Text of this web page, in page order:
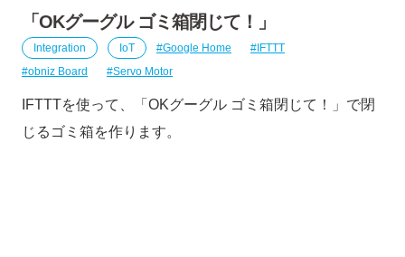
「OKグーグル ゴミ箱閉じて！」
Integration IoT Google Home
IFTTT
obniz Board
Servo Motor
IFTTTを使って、「OKグーグル ゴミ箱閉じて！」で閉
じるゴミ箱を作ります。